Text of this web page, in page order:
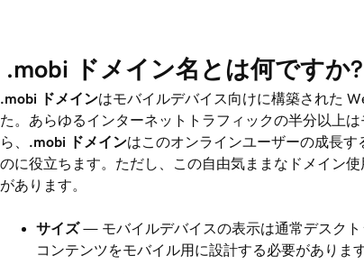
.mobi ドメイン名とは何ですか?
.mobi ドメインはモバイルデバイス向けに構築された
た。あらゆるインターネットトラフィックの半分以上
ら、
.mobi ドメインはこのオンラインユーザーの成長
のに役立ちます。ただし、この自由気ままなドメイン
があります。
サイズ— モバイルデバイスの表示は通常デスクト
コンテンツをモバイル用に設計する必要があります